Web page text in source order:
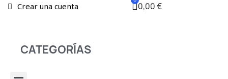
Crear una cuenta 0,00 €
CATEGORÍAS